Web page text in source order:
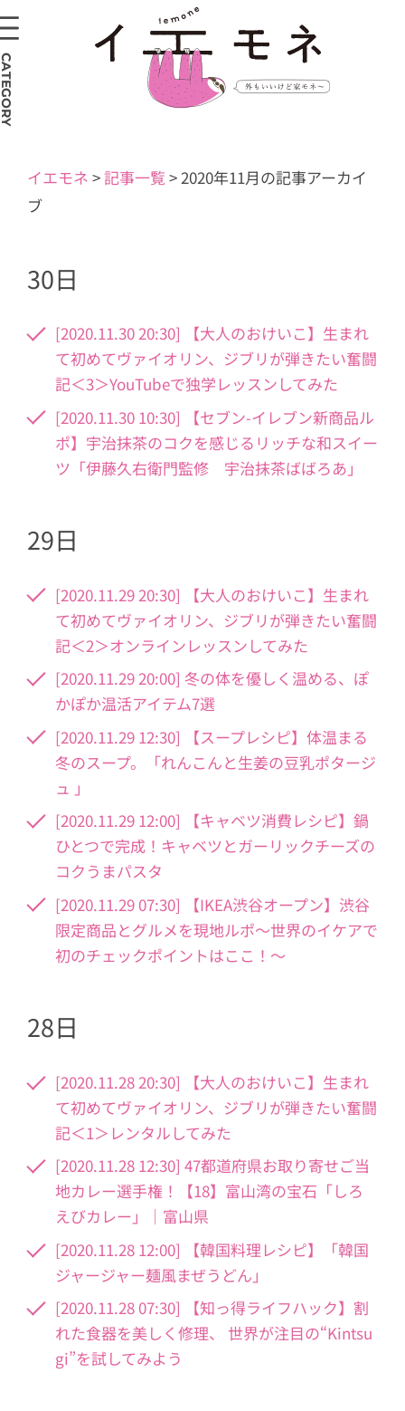
イエモネ >記事一覧>2020年11月の記事アーカイ
ブ
30日
[2020.11.30 20:30] 【大人のおけいこ】生まれ
て初めてヴァイオリン、ジブリが弾きたい奮闘
記＜3＞YouTubeで独学レッスンしてみた
[2020.11.30 10:30] 【セブン-イレブン新商品ル
ポ】宇治抹茶のコクを感じるリッチな和スイー
ツ「伊藤久右衛門監修 宇治抹茶ばばろあ」
29日
[2020.11.29 20:30] 【大人のおけいこ】生まれ
て初めてヴァイオリン、ジブリが弾きたい奮闘
記＜2＞オンラインレッスンしてみた
[2020.11.29 20:00] 冬の体を優しく温める、ぽ
かぽか温活アイテム7選
[2020.11.29 12:30] 【スープレシピ】体温まる
冬のスープ。「れんこんと生姜の豆乳ポタージ
ュ 」
[2020.11.29 12:00] 【キャベツ消費レシピ】鍋
ひとつで完成！キャベツとガーリックチーズの
コクうまパスタ
[2020.11.29 07:30] 【IKEA渋谷オープン】渋谷
限定商品とグルメを現地ルポ〜世界のイケアで
初のチェックポイントはここ！〜
28日
[2020.11.28 20:30] 【大人のおけいこ】生まれ
て初めてヴァイオリン、ジブリが弾きたい奮闘
記＜1＞レンタルしてみた
[2020.11.28 12:30] 47都道府県お取り寄せご当
地カレー選手権！【18】富山湾の宝石「しろ
えびカレー」｜富山県
[2020.11.28 12:00] 【韓国料理レシピ】「韓国
ジャージャー麺風まぜうどん」
[2020.11.28 07:30] 【知っ得ライフハック】割
れた食器を美しく修理、 世界が注目の“Kintsu
gi”を試してみよう